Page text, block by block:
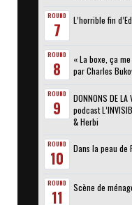
ROUND
7 L’horrible fin
ROUND
8
« La boxe, ça
par Charles
ROUND
9
DONNONS DE
podcast
& Herbi
ROUND
10 Dans la peau de
ROUND
11 Scène de